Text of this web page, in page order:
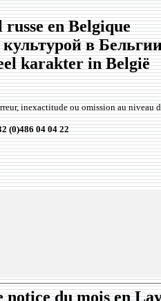
en Belgique
в
karakter in België
inexactitude ou omission au niveau
(0)486 04 04 22
notice du mois en